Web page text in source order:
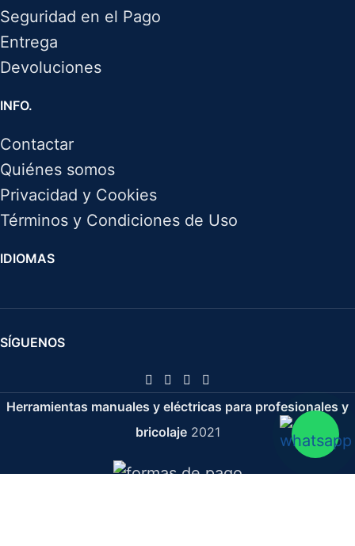
Seguridad en el Pago
Entrega
Devoluciones
INFO.
Contactar
Quiénes somos
Privacidad y Cookies
Términos y Condiciones de Uso
IDIOMAS
SÍGUENOS
Herramientas manuales y eléctricas para profesionales y
bricolaje 2021